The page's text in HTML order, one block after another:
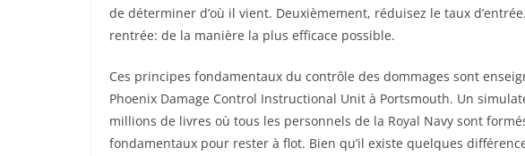
de déterminer d’où il vient. Deuxièmement, réduisez le taux
rentrée: de la manière la plus efficace possible.
Ces principes fondamentaux du contrôle des dommages sont
Phoenix Damage Control Instructional Unit à Portsmouth. Un
millions de livres où tous les personnels de la Royal Navy sont
fondamentaux pour rester à flot. Bien qu’il existe quelques